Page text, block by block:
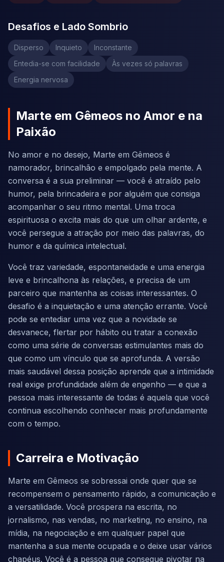
Desafios e Lado Sombrio
Disperso Inquieto
Inconstante
Entedia-se com facilidade
Às vezes só palavras
Energia nervosa
Marte em Gêmeos no Amor e na
Paixão
No amor e no desejo, Marte em Gêmeos é
namorador, brincalhão e empolgado pela mente. A
conversa é a sua preliminar — você é atraído pelo
humor, pela brincadeira e por alguém que consiga
acompanhar o seu ritmo mental. Uma troca
espirituosa o excita mais do que um olhar ardente, e
você persegue a atração por meio das palavras, do
humor e da química intelectual.
Você traz variedade, espontaneidade e uma energia
leve e brincalhona às relações, e precisa de um
parceiro que mantenha as coisas interessantes. O
desafio é a inquietação e uma atenção errante. Você
pode se entediar uma vez que a novidade se
desvanece, flertar por hábito ou tratar a conexão
como uma série de conversas estimulantes mais do
que como um vínculo que se aprofunda. A versão
mais saudável dessa posição aprende que a intimidade
real exige profundidade além de engenho — e que a
pessoa mais interessante de todas é aquela que você
continua escolhendo conhecer mais profundamente
com o tempo.
Carreira e Motivação
Marte em Gêmeos se sobressai onde quer que se
recompensem o pensamento rápido, a comunicação e
a versatilidade. Você prospera na escrita, no
jornalismo, nas vendas, no marketing, no ensino, na
mídia, na negociação e em qualquer papel que
mantenha a sua mente ocupada e o deixe usar vários
chapéus. Você é a pessoa que consegue pivotar na